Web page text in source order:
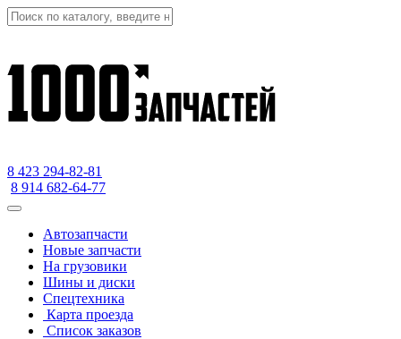
8 423 294-82-81
8 914 682-64-77
Автозапчасти
Новые запчасти
На грузовики
Шины и диски
Спецтехника
Карта проезда
Список заказов